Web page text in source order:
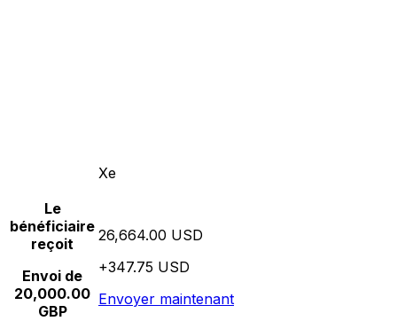
Xe
Le
bénéficiaire
reçoit
Envoi de
20,000.00
GBP
26,664.00 USD
+347.75 USD
Envoyer maintenant